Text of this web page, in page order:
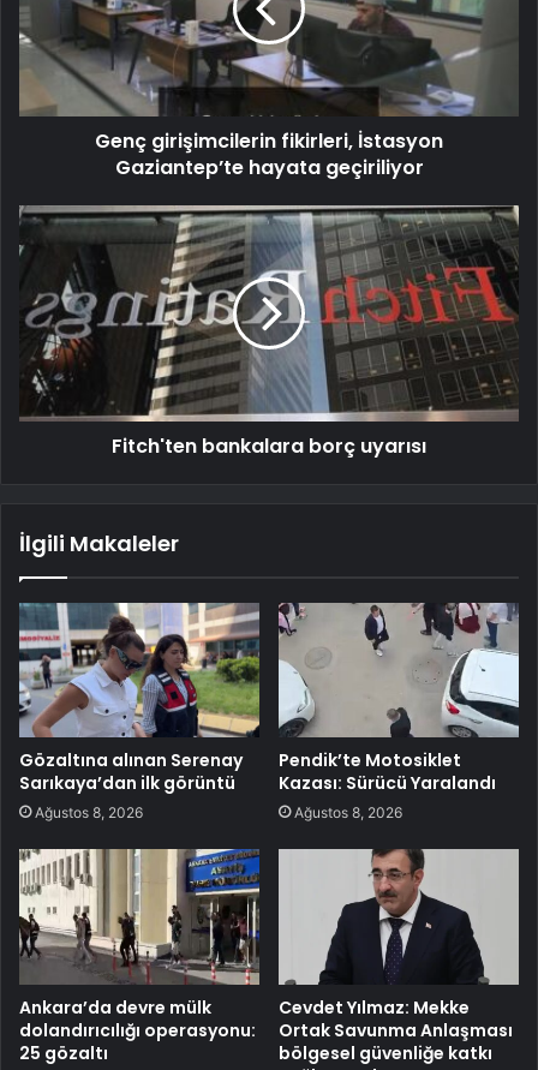
Genç girişimcilerin fikirleri, İstasyon
Gaziantep’te hayata geçiriliyor
Fitch'ten bankalara borç uyarısı
İlgili Makaleler
Gözaltına alınan Serenay
Sarıkaya’dan ilk görüntü
Ağustos 8, 2026
Pendik’te Motosiklet
Kazası: Sürücü Yaralandı
Ağustos 8, 2026
Ankara’da devre mülk
dolandırıcılığı operasyonu:
25 gözaltı
Cevdet Yılmaz: Mekke
Ortak Savunma Anlaşması
bölgesel güvenliğe katkı